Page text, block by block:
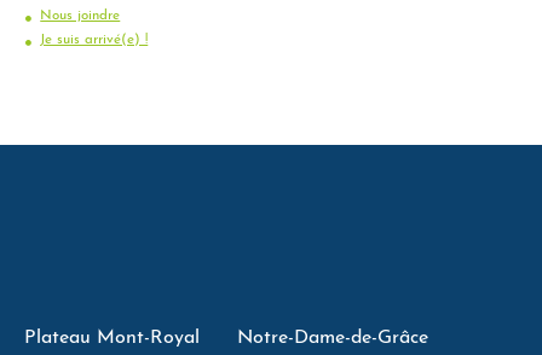
Nous joindre
Je suis arrivé(e) !
Plateau Mont-Royal
Notre-Dame-de-Grâce